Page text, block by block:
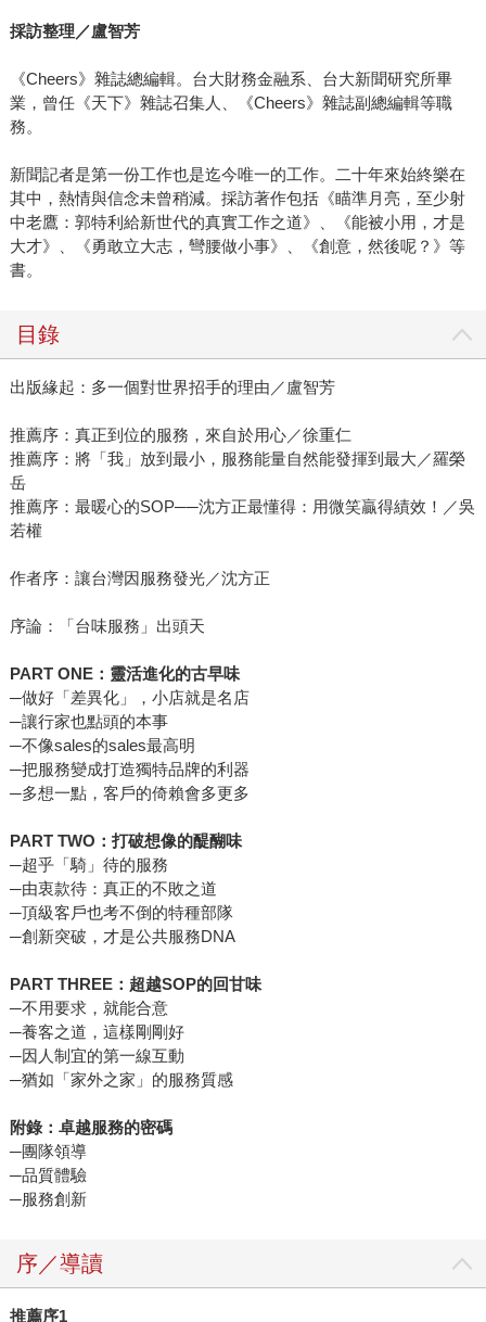
採訪整理／盧智芳
《Cheers》雜誌總編輯。台大財務金融系、台大新聞研究所畢
業，曾任《天下》雜誌召集人、《Cheers》雜誌副總編輯等職
務。
新聞記者是第一份工作也是迄今唯一的工作。二十年來始終樂在
其中，熱情與信念未曾稍減。採訪著作包括《瞄準月亮，至少射
中老鷹：郭特利給新世代的真實工作之道》、《能被小用，才是
大才》、《勇敢立大志，彎腰做小事》、《創意，然後呢？》等
書。
目錄
出版緣起：多一個對世界招手的理由／盧智芳
推薦序：真正到位的服務，來自於用心／徐重仁
推薦序：將「我」放到最小，服務能量自然能發揮到最大／羅榮
岳
推薦序：最暖心的SOP──沈方正最懂得：用微笑贏得績效！／吳
若權
作者序：讓台灣因服務發光／沈方正
序論：「台味服務」出頭天
PART ONE：靈活進化的古早味
─做好「差異化」，小店就是名店
─讓行家也點頭的本事
─不像sales的sales最高明
─把服務變成打造獨特品牌的利器
─多想一點，客戶的倚賴會多更多
PART TWO ：打破想像的醍醐味
─超乎「騎」待的服務
─由衷款待：真正的不敗之道
─頂級客戶也考不倒的特種部隊
─創新突破，才是公共服務DNA
PART THREE：超越SOP的回甘味
─不用要求，就能合意
─養客之道，這樣剛剛好
─因人制宜的第一線互動
─猶如「家外之家」的服務質感
附錄：卓越服務的密碼
─團隊領導
─品質體驗
─服務創新
序／導讀
推薦序1